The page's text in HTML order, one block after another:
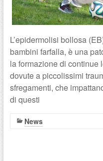
L’epidermolisi bollosa
bambini farfalla, è una
la formazione di
dovute a piccolissimi
sfregamenti, che
di questi
News